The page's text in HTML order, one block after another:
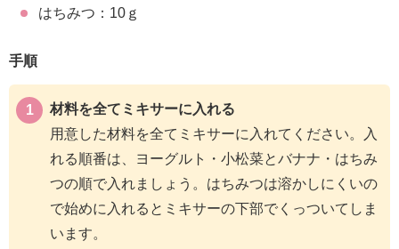
はちみつ：10ｇ
手順
材料を全てミキサーに入れる
用意した材料を全てミキサーに入れてください。入
れる順番は、ヨーグルト・小松菜とバナナ・はちみ
つの順で入れましょう。はちみつは溶かしにくいの
で始めに入れるとミキサーの下部でくっついてしま
います。